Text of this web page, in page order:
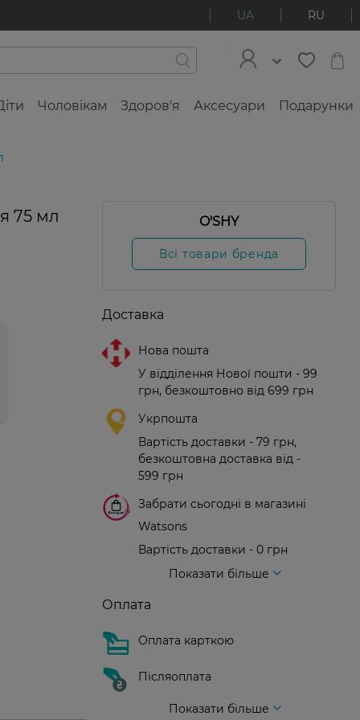
UA RU
Чоловікам Здоров'я Аксесуари Подарунки
75 мл O'SHY
Всі товари бренда
Доставка
Нова пошта
У відділення Нової пошти - 99
грн, безкоштовно від 699 грн
Укрпошта
Вартість доставки - 79 грн,
безкоштовна доставка від -
599 грн
Забрати сьогодні в магазині
Watsons
Вартість доставки - 0 грн
Показати більше
Оплата
Оплата карткою
Післяоплата
Показати більше